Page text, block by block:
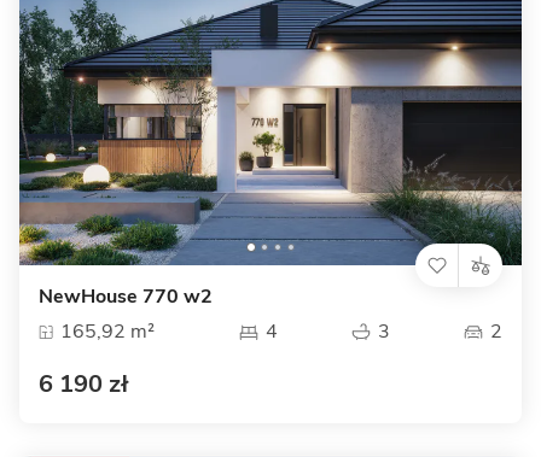
NewHouse 770 w2
165,92 m²
4 3 2
6 190 zł